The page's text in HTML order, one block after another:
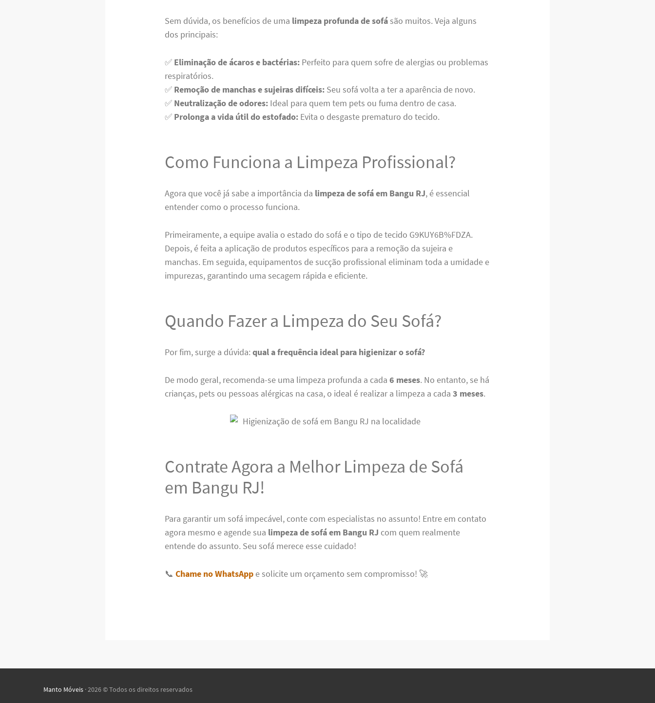
Sem dúvida, os benefícios de uma limpeza profunda de sofásão muitos. Veja alguns
dos principais:
✅ Eliminação de ácaros e bactérias: Perfeito para quem sofre de alergias ou problemas
respiratórios.
✅ Remoção de manchas e sujeiras difíceis: Seu sofá volta a ter a aparência de novo.
✅ Neutralização de odores: Ideal para quem tem pets ou fuma dentro de casa.
✅ Prolonga a vida útil do estofado: Evita o desgaste prematuro do tecido.
Como Funciona a Limpeza Profissional?
Agora que você já sabe a importância da limpeza de sofá em Bangu RJ, é essencial
entender como o processo funciona.
Primeiramente, a equipe avalia o estado do sofá e o tipo de tecido G9KUY6B%FDZA.
Depois, é feita a aplicação de produtos específicos para a remoção da sujeira e
manchas. Em seguida, equipamentos de sucção profissional eliminam toda a umidade e
impurezas, garantindo uma secagem rápida e eficiente.
Quando Fazer a Limpeza do Seu Sofá?
Por fim, surge a dúvida:qual a frequência ideal para higienizar o sofá?
De modo geral, recomenda-se uma limpeza profunda a cada6 meses. No entanto, se há
crianças, pets ou pessoas alérgicas na casa, o ideal é realizar a limpeza a cada3 meses.
Contrate Agora a Melhor Limpeza de Sofá
em Bangu RJ!
Para garantir um sofá impecável, conte com especialistas no assunto! Entre em contato
agora mesmo e agende sua limpeza de sofá em Bangu RJ com quem realmente
entende do assunto. Seu sofá merece esse cuidado!
📞Chame no WhatsApp e solicite um orçamento sem compromisso! 🚀
Manto Móveis· 2026 © Todos os direitos reservados